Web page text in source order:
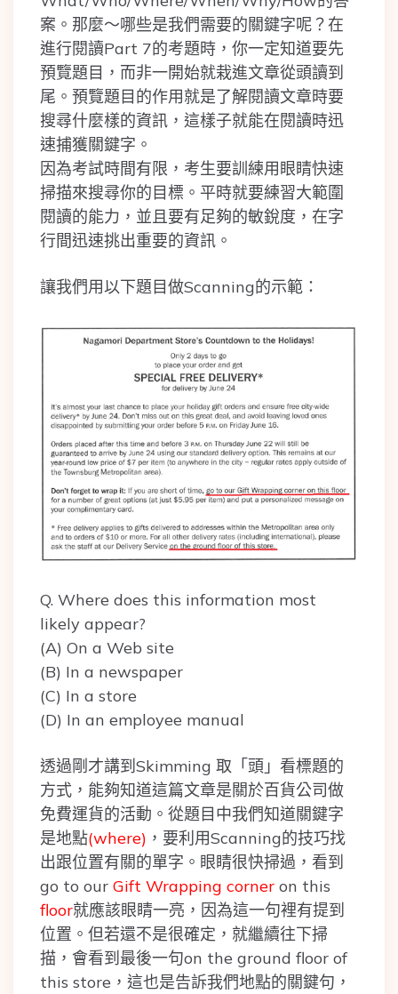
案。那麼～哪些是我們需要的關鍵字呢？在
進行閱讀Part 7的考題時，你一定知道要先
預覽題目，而非一開始就栽進文章從頭讀到
尾。預覽題目的作用就是了解閱讀文章時要
搜尋什麼樣的資訊，這樣子就能在閱讀時迅
速捕獲關鍵字。
因為考試時間有限，考生要訓練用眼睛快速
掃描來搜尋你的目標。平時就要練習大範圍
閱讀的能力，並且要有足夠的敏銳度，在字
行間迅速挑出重要的資訊。
讓我們用以下題目做Scanning的示範：
Q. Where does this information most
likely appear?
(A) On a Web site
(B) In a newspaper
(C) In a store
(D) In an employee manual
透過剛才講到Skimming 取「頭」看標題的
方式，能夠知道這篇文章是關於百貨公司做
免費運貨的活動。從題目中我們知道關鍵字
是地點(where) ，要利用Scanning的技巧找
出跟位置有關的單字。眼睛很快掃過，看到
go to our Gift Wrapping corner on this
floor就應該眼睛一亮，因為這一句裡有提到
位置。但若還不是很確定，就繼續往下掃
描，會看到最後一句on the ground floor of
this store，這也是告訴我們地點的關鍵句，